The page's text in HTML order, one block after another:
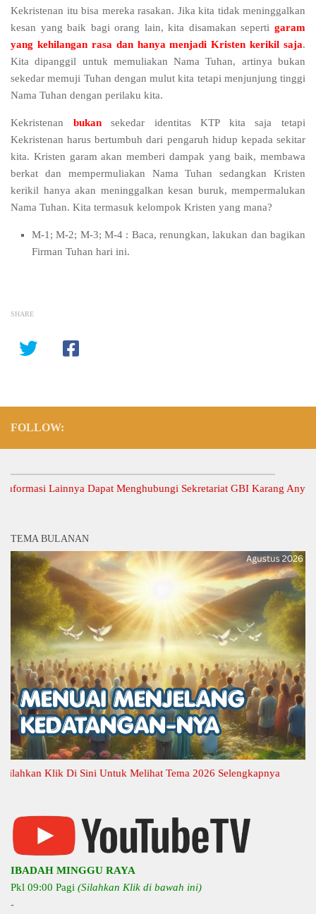
Kekristenan itu bisa mereka rasakan. Jika kita tidak meninggalkan
kesan yang baik bagi orang lain, kita disamakan seperti garam
yang kehilangan rasa dan hanya menjadi Kristen kerikil saja.
Kita dipanggil untuk memuliakan Nama Tuhan, artinya bukan
sekedar memuji Tuhan dengan mulut kita tetapi menjunjung tinggi
Nama Tuhan dengan perilaku kita.
Kekristenan bukan
sekedar identitas KTP kita saja tetapi
Kekristenan harus bertumbuh dari pengaruh hidup kepada sekitar
kita. Kristen garam akan memberi dampak yang baik, membawa
berkat dan mempermuliakan Nama Tuhan sedangkan Kristen
kerikil hanya akan meninggalkan kesan buruk, mempermalukan
Nama Tuhan. Kita termasuk kelompok Kristen yang mana?
M-1; M-2; M-3; M-4 : Baca, renungkan, lakukan dan bagikan
Firman Tuhan hari ini.
SHARE
FOLLOW:
Lainnya Dapat Menghubungi Sekretariat GBI Karang Anyar.
TEMA BULANAN
Klik Di Sini Untuk Melihat Tema 2026 Selengkapnya
IBADAH MINGGU RAYA
Pkl 09:00 Pagi (Silahkan Klik di bawah ini)
-